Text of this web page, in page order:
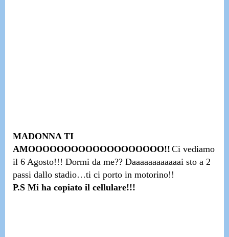
MADONNA TI
AMOOOOOOOOOOOOOOOOOOO!! Ci vediamo
il 6 Agosto!!! Dormi da me?? Daaaaaaaaaaaai sto a 2
passi dallo stadio…ti ci porto in motorino!!
P.S Mi ha copiato il cellulare!!!